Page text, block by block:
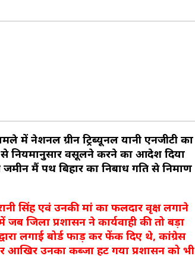
में नेशनल ग्रीन ट्रिब्यूनल यानी एनजीटी का
से नियमानुसार वसूलने करने का आदेश दिया
मैं पथ बिहार का निर्बाध गति से निर्माण
सिंह एवं उनकी मां का फलदार वृक्ष लगाने
जिला प्रशासन ने कार्यवाही की तो बड़ा
लगाई बोर्ड फाड़ कर फेंक दिए थे, कांग्रेस
आखिर उनका कब्जा हट गया प्रशासन को भी